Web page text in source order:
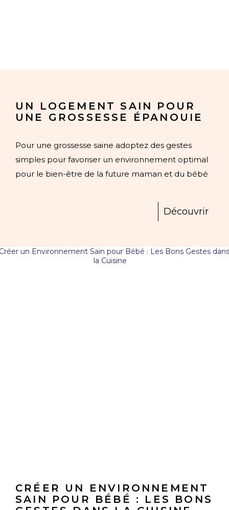
UN LOGEMENT SAIN POUR
UNE GROSSESSE ÉPANOUIE
Pour une grossesse saine adoptez des gestes
simples pour favoriser un environnement optimal
pour le bien-être de la future maman et du bébé
Découvrir
CRÉER UN ENVIRONNEMENT
SAIN POUR BÉBÉ : LES BONS